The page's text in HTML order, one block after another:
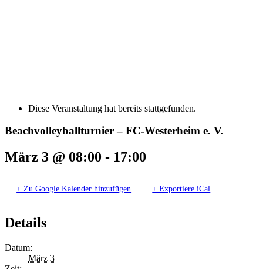
Diese Veranstaltung hat bereits stattgefunden.
Beachvolleyballturnier – FC-Westerheim e. V.
März 3 @ 08:00 - 17:00
+ Zu Google Kalender hinzufügen + Exportiere iCal
Details
Datum:
März 3